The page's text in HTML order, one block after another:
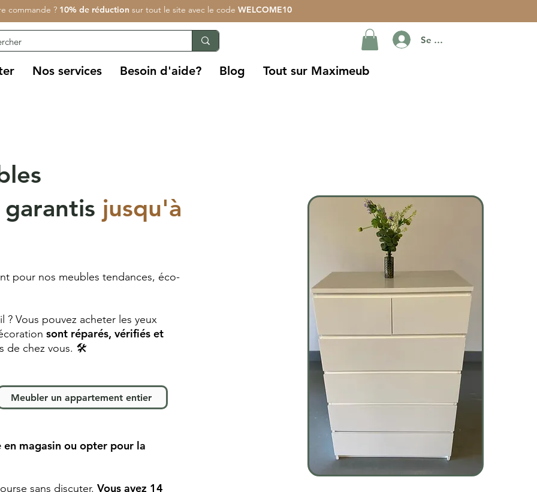
Nos services Besoin d'aide? Blog Tout sur Maximeub
commande ? 10% de réduction sur tout le site avec le code WELCOME10
Se connecter
jusqu'à
pour nos meubles tendances, éco-
Vous pouvez acheter les yeux
sont réparés, vérifiés et
de chez vous. 🛠
Meubler un appartement entier
magasin ou opter pour la
sans discuter. Vous avez 14